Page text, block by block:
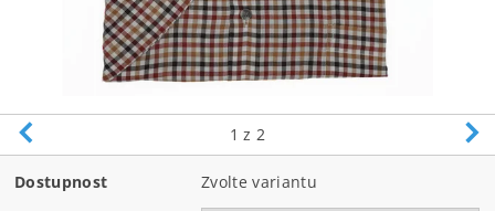
1 z 2
Dostupnost Zvolte variantu